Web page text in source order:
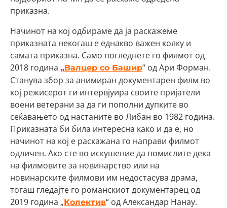
приказна.
Начинот на кој одбираме да ја раскажеме
приказната некогаш е еднакво важен колку и
самата приказна. Само погледнете го филмот од
2018 година „Валцер со Башир“ од Ари Форман.
Станува збор за анимиран документарен филм во
кој режисерот ги интервјуира своите пријатели
воени ветерани за да ги пополни дупките во
сеќавањето од настаните во Либан во 1982 година.
Приказната би била интересна како и да е, но
начинот на кој е раскажана го направи филмот
одличен. Ако сте во искушение да помислите дека
на филмовите за новинарство или на
новинарските филмови им недостасува драма,
тогаш гледајте го романскиот документарец од
2019 година „Колектив“ од Александар Нанау.